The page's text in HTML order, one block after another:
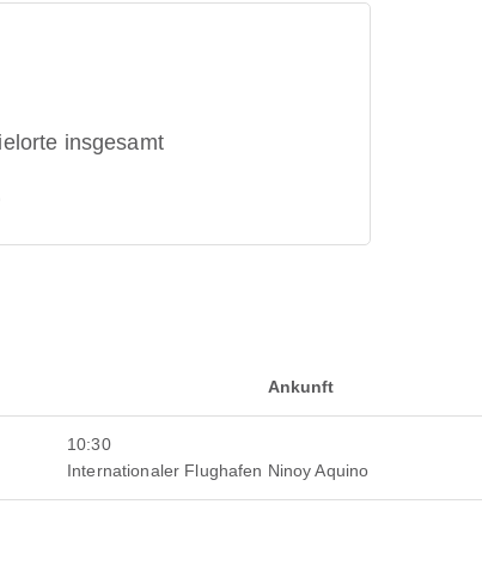
insgesamt
Ankunft
10:30
Internationaler Flughafen Ninoy Aquino